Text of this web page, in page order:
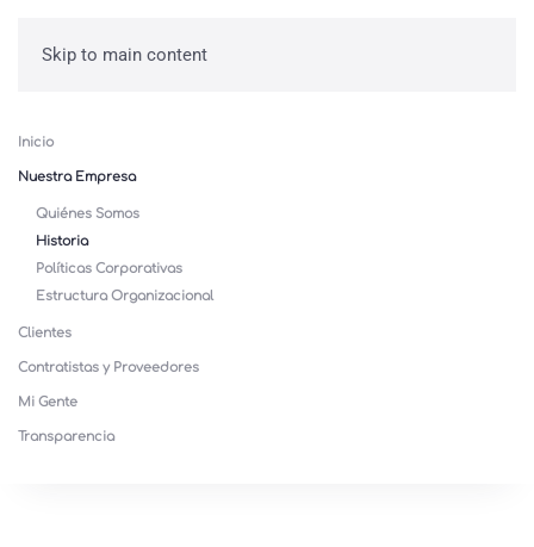
Skip to main content
Inicio
Nuestra Empresa
Quiénes Somos
Historia
Políticas Corporativas
Estructura Organizacional
Clientes
Contratistas y Proveedores
Mi Gente
Transparencia